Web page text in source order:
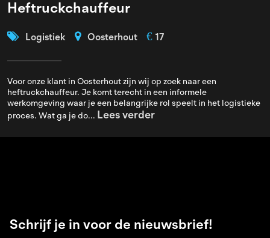
Heftruckchauffeur
Logistiek Oosterhout € 17
Voor onze klant in Oosterhout zijn wij op zoek naar een
heftruckchauffeur. Je komt terecht in een informele
werkomgeving waar je een belangrijke rol speelt in het logistieke
proces. Wat ga je do... Lees verder
Schrijf je in voor de nieuwsbrief!